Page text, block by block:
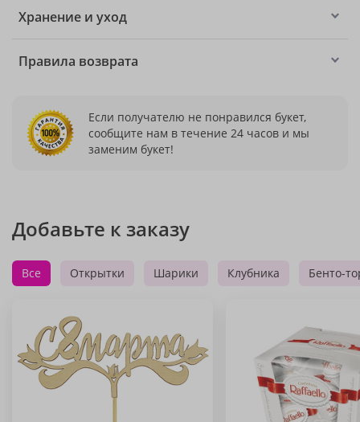
Хранение и уход
Правила возврата
Если получателю не понравился букет,
сообщите нам в течение 24 часов и мы
заменим букет!
Добавьте к заказу
Все Открытки Шарики Клубника Бенто-